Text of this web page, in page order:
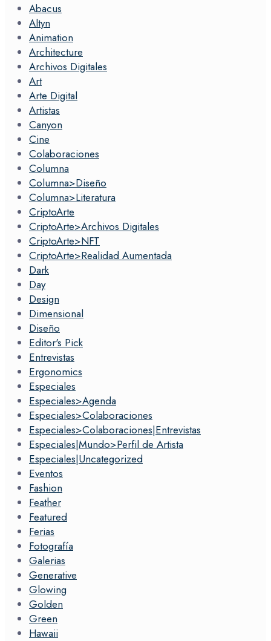
Abacus
Altyn
Animation
Architecture
Archivos Digitales
Art
Arte Digital
Artistas
Canyon
Cine
Colaboraciones
Columna
Columna>Diseño
Columna>Literatura
CriptoArte
CriptoArte>Archivos Digitales
CriptoArte>NFT
CriptoArte>Realidad Aumentada
Dark
Day
Design
Dimensional
Diseño
Editor's Pick
Entrevistas
Ergonomics
Especiales
Especiales>Agenda
Especiales>Colaboraciones
Especiales>Colaboraciones|Entrevistas
Especiales|Mundo>Perfil de Artista
Especiales|Uncategorized
Eventos
Fashion
Feather
Featured
Ferias
Fotografía
Galerias
Generative
Glowing
Golden
Green
Hawaii